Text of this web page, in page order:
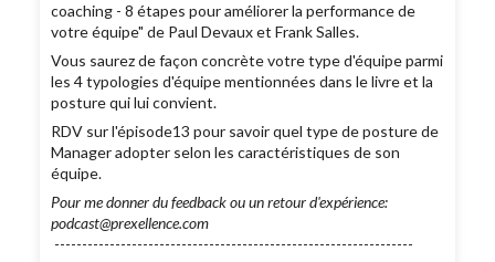
coaching - 8 étapes pour améliorer la performance de
votre équipe" de Paul Devaux et Frank Salles.
Vous saurez de façon concrète votre type d'équipe parmi
les 4 typologies d'équipe mentionnées dans le livre et la
posture qui lui convient.
RDV sur l'épisode13 pour savoir quel type de posture de
Manager adopter selon les caractéristiques de son
équipe.
Pour me donner du feedback ou un retour d'expérience:
podcast@prexellence.com
-----------------------------------------------------------------